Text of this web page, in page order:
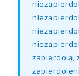
zapierdolą,